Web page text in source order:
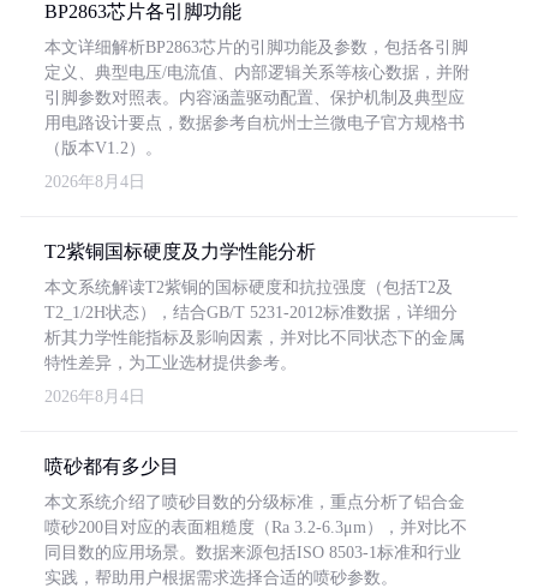
BP2863芯片各引脚功能
本文详细解析BP2863芯片的引脚功能及参数，包括各引脚
定义、典型电压/电流值、内部逻辑关系等核心数据，并附
引脚参数对照表。内容涵盖驱动配置、保护机制及典型应
用电路设计要点，数据参考自杭州士兰微电子官方规格书
（版本V1.2）。
2026年8月4日
T2紫铜国标硬度及力学性能分析
本文系统解读T2紫铜的国标硬度和抗拉强度（包括T2及
T2_1/2H状态），结合GB/T 5231-2012标准数据，详细分
析其力学性能指标及影响因素，并对比不同状态下的金属
特性差异，为工业选材提供参考。
2026年8月4日
喷砂都有多少目
本文系统介绍了喷砂目数的分级标准，重点分析了铝合金
喷砂200目对应的表面粗糙度（Ra 3.2-6.3μm），并对比不
同目数的应用场景。数据来源包括ISO 8503-1标准和行业
实践，帮助用户根据需求选择合适的喷砂参数。